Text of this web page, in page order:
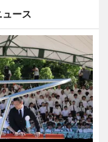
ース